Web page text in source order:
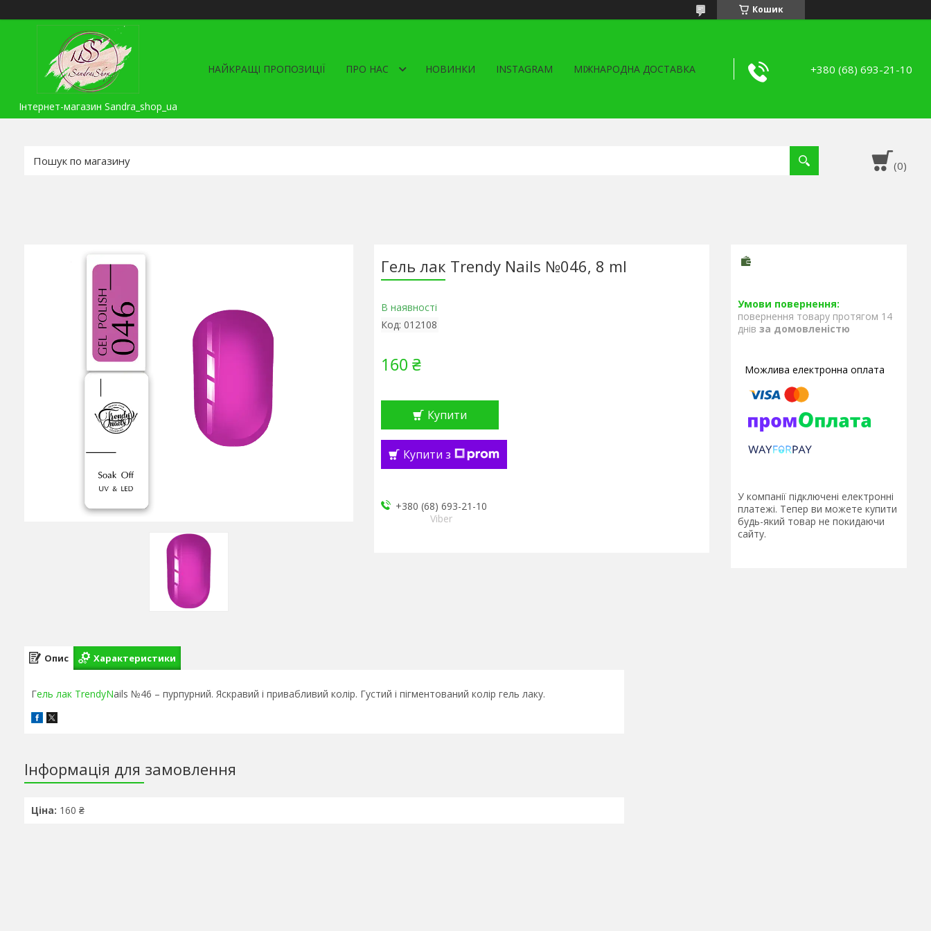
Кошик
Інтернет-магазин Sandra_shop_ua
НАЙКРАЩІ ПРОПОЗИЦІЇ ПРО НАС НОВИНКИ INSTAGRAM МІЖНАРОДНА ДОСТАВКА +380 (68) 693-21-10
Гель лак Trendy Nails №046, 8 ml
В наявності
Код: 012108
160 ₴
Купити
Купити з
+380 (68) 693-21-10
Viber
повернення товару протягом 14
днів за домовленістю
У компанії підключені електронні
платежі. Тепер ви можете купити
будь-який товар не покидаючи
сайту.
Опис Характеристики
Гель лак TrendyNails №46 – пурпурний. Яскравий і привабливий колір. Густий і пігментований колір гель лаку.
Інформація для замовлення
Ціна: 160 ₴